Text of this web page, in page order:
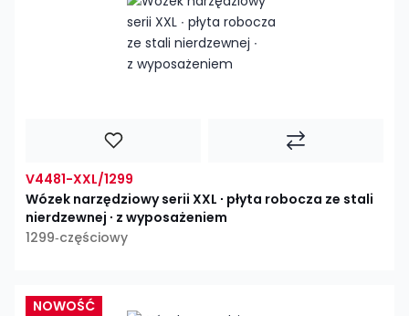
V4481-XXL/1299
Wózek narzędziowy serii XXL ∙ płyta robocza ze stali
nierdzewnej ∙ z wyposażeniem
1299‑częściowy
NOWOŚĆ